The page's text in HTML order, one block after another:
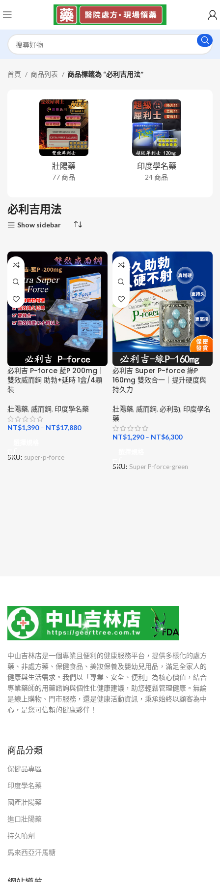
首頁 商品列表 商品標籤為 “必利吉用法”
壯陽藥
77 商品
印度學名藥
24 商品
必利吉用法
Show sidebar
必利吉 P-force 藍P 200mg｜
雙效威而鋼 助勃+延時 1盒/4顆
裝
壯陽藥, 威而鋼, 印度學名藥
NT$1,390– NT$17,880
SKU: super-p-force
必利吉 Super P-force 綠P
160mg 雙效合一｜提升硬度與
持久力
壯陽藥, 威而鋼, 必利勁, 印度學名
藥
NT$1,290– NT$6,300
SKU: Super P-force-green
中山吉林店是一個專業且便利的健康服務平台，提供多樣化的處方
藥、非處方藥、保健食品、美妝保養及嬰幼兒用品，滿足全家人的
健康與生活需求。我們以「專業、安全、便利」為核心價值，結合
專業藥師的用藥諮詢與個性化健康建議，助您輕鬆管理健康。無論
是線上購物、門市服務，還是健康活動資訊，秉承始終以顧客為中
心，是您可信賴的健康夥伴！
商品分類
保健品專區
印度學名藥
國產壯陽藥
進口壯陽藥
持久噴劑
馬來西亞汗馬糖